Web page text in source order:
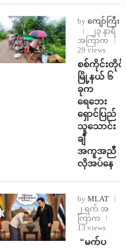
by ကျော်ကြီး
၂၃ နာရီ
အကြာက
29 views
စစ်ကိုင်းတိုင်း
မြို့နယ် ၆
ခုက
ရေဘေး
ရှောင်ပြည်
သူသောင်း
ချီ
အကူအညီ
လိုအပ်နေ
by MLAT
၂ ရက် အ
ကြာက
13 views
⁨ ⁨“မက်ပ